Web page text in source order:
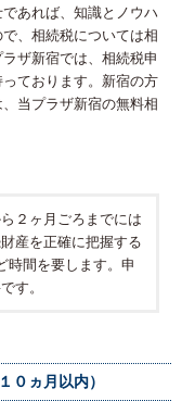
あれば、知識とノウハ
、相続税については相
ザ新宿では、相続税申
ております。新宿の方
当プラザ新宿の無料相
２ヶ月ごろまでには
産を正確に把握する
時間を要します。申
す。
０ヵ月以内）